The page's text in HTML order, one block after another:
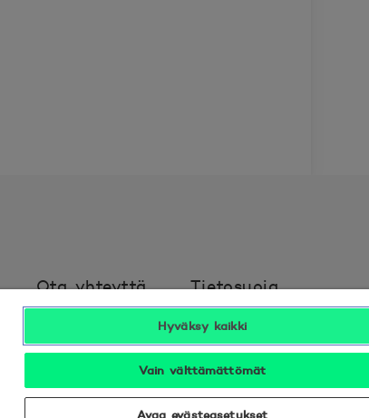
Ota yhteyttä Tietosuoja
Hyödyllistä tietää
Seuraa meitä sosiaalisessa mediassa
Hyväksy kaikki
Vain välttämättömät
Avaa evästeasetukset